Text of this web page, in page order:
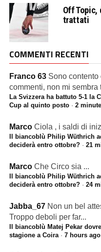
Off Topic,
trattati
COMMENTI RECENTI
Franco 63 Sono contento
commenti, non mi sembra
La Svizzera ha battuto 5-1 la
Cup al quinto posto· 2
Marco Ciola , i saldi di
Il biancoblù Philip Wüthrich
deciderà entro ottobre?· 21
Marco Che Circo sia ...
Il biancoblù Philip Wüthrich
deciderà entro ottobre?· 24
Jabba_67 Non un bel
Troppo deboli per far...
Il biancoblù Matej Pekar
stagione a Coira· 7 hours ago